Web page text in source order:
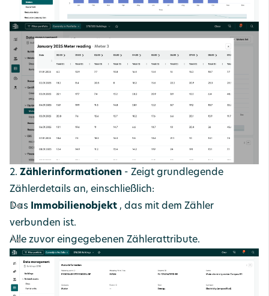
2. Zählerinformationen - Zeigt grundlegende
Zählerdetails an, einschließlich:
Das
Immobilienobjekt , das mit dem Zähler
verbunden ist.
Alle zuvor eingegebenen Zählerattribute.